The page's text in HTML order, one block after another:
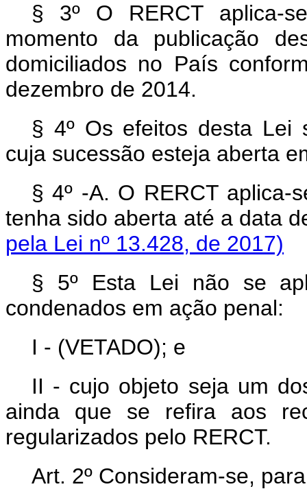
§ 3º O RERCT aplica-
momento da publicação
domiciliados no País
dezembro de 2014.
§ 4º Os efeitos desta Lei
cuja sucessão esteja aberta
§ 4º -A. O RERCT aplica-
tenha sido aberta até a data
pela Lei nº 13.428, de 2017)
§ 5º Esta Lei não se
condenados em ação penal:
I - (VETADO); e
II - cujo objeto seja um
ainda que se refira aos
regularizados pelo RERCT.
Art. 2º Consideram-se,